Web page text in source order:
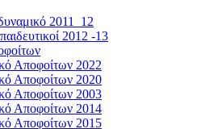
2011_12
2012 -13
Αποφοίτων 2022
Αποφοίτων 2020
Αποφοίτων 2003
Αποφοίτων 2014
Αποφοίτων 2015